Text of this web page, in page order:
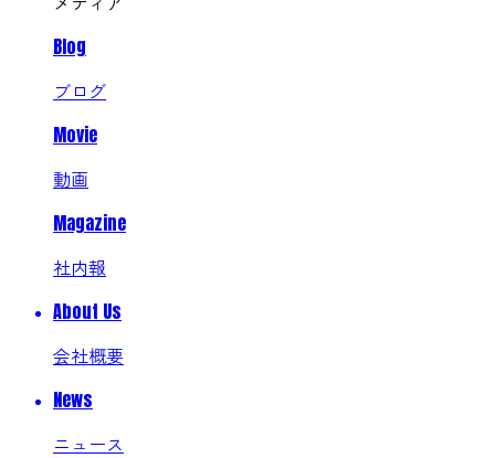
Blog
ブログ
Movie
動画
Magazine
社内報
About Us
会社概要
News
ニュース